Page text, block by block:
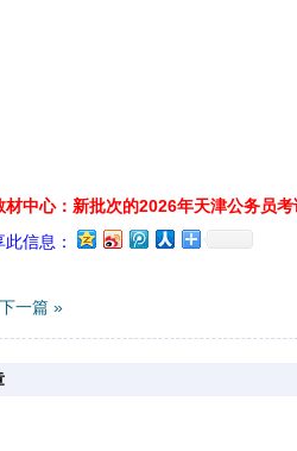
材中心：新批次的2026年天津公务员
信息：
下一篇 »